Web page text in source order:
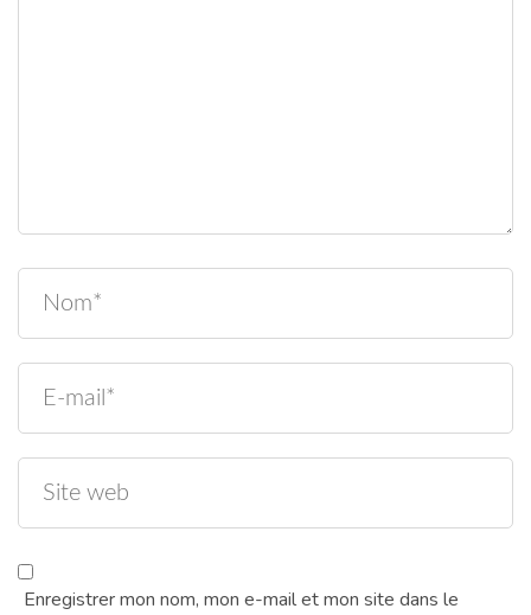
Enregistrer mon nom, mon e-mail et mon site dans le